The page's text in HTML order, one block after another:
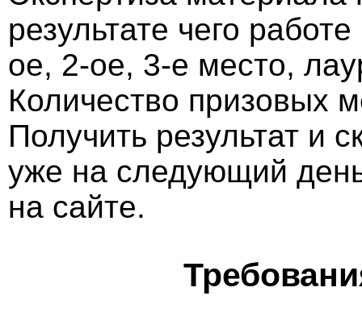
результате чего
ое, 2-ое, 3-е место,
Количество призовых
Получить результат и
уже на следующий
на сайте.